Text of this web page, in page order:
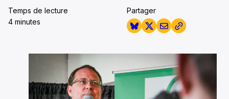
Temps de lecture
4 minutes
Partager